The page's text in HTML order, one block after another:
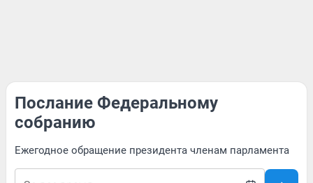
Послание Федеральному
собранию
Ежегодное обращение президента членам парламента